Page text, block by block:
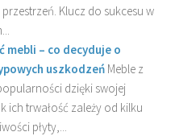
Klucz do sukcesu w
mebli – co decyduje o
uszkodzeń Meble z
dzięki swojej
ich trwałość zależy od kilku
płyty,...